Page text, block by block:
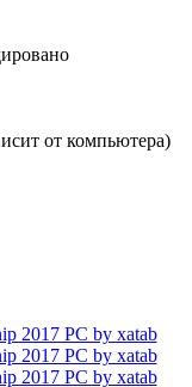
от компьютера)